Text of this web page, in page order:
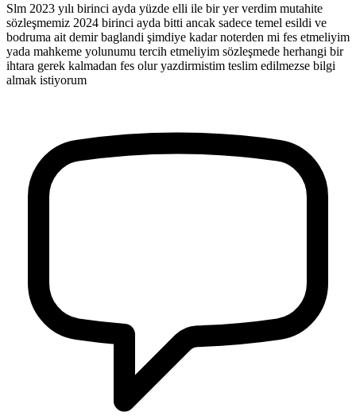
Slm 2023 yılı birinci ayda yüzde elli ile bir yer verdim mutahite
sözleşmemiz 2024 birinci ayda bitti ancak sadece temel esildi ve
bodruma ait demir baglandi şimdiye kadar noterden mi fes etmeliyim
yada mahkeme yolunumu tercih etmeliyim sözleşmede herhangi bir
ihtara gerek kalmadan fes olur yazdirmistim teslim edilmezse bilgi
almak istiyorum